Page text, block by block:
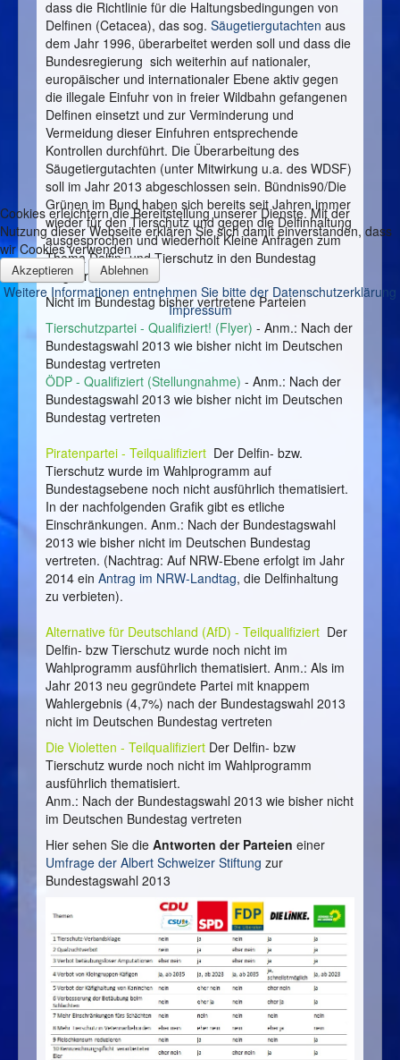
dass die Richtlinie für die Haltungsbedingungen von
Delfinen (Cetacea), das sog. Säugetiergutachten aus
dem Jahr 1996, überarbeitet werden soll und dass die
Bundesregierung sich weiterhin auf nationaler,
europäischer und internationaler Ebene aktiv gegen
die illegale Einfuhr von in freier Wildbahn gefangenen
Delfinen einsetzt und zur Verminderung und
Vermeidung dieser Einfuhren entsprechende
Kontrollen durchführt. Die Überarbeitung des
Säugetiergutachten (unter Mitwirkung u.a. des WDSF)
soll im Jahr 2013 abgeschlossen sein. Bündnis90/Die
Grünen im Bund haben sich bereits seit Jahren immer
wieder für den Tierschutz und gegen die Delfinhaltung
ausgesprochen und wiederholt Kleine Anfragen zum
Thema Delfin- und Tierschutz in den Bundestag
eingebracht.
Nicht im Bundestag bisher vertretene Parteien
Tierschutzpartei - Qualifiziert! (Flyer) - Anm.: Nach der
Bundestagswahl 2013 wie bisher nicht im Deutschen
Bundestag vertreten
ÖDP - Qualifiziert (Stellungnahme) - Anm.: Nach der
Bundestagswahl 2013 wie bisher nicht im Deutschen
Bundestag vertreten
Piratenpartei - Teilqualifiziert Der Delfin- bzw.
Tierschutz wurde im Wahlprogramm auf
Bundestagsebene noch nicht ausführlich thematisiert.
In der nachfolgenden Grafik gibt es etliche
Einschränkungen. Anm.: Nach der Bundestagswahl
2013 wie bisher nicht im Deutschen Bundestag
vertreten. (Nachtrag: Auf NRW-Ebene erfolgt im Jahr
2014 ein Antrag im NRW-Landtag, die Delfinhaltung
zu verbieten).
Alternative für Deutschland (AfD) - Teilqualifiziert Der
Delfin- bzw Tierschutz wurde noch nicht im
Wahlprogramm ausführlich thematisiert. Anm.: Als im
Jahr 2013 neu gegründete Partei mit knappem
Wahlergebnis (4,7%) nach der Bundestagswahl 2013
nicht im Deutschen Bundestag vertreten
Die Violetten - Teilqualifiziert Der Delfin- bzw
Tierschutz wurde noch nicht im Wahlprogramm
ausführlich thematisiert.
Anm.: Nach der Bundestagswahl 2013 wie bisher nicht
im Deutschen Bundestag vertreten
Hier sehen Sie die Antworten der Parteien einer
Umfrage der Albert Schweizer Stiftung zur
Bundestagswahl 2013
Cookies erleichtern die Bereitstellung unserer Dienste. Mit der
Nutzung dieser Webseite erklären Sie sich damit einverstanden, dass
wir Cookies verwenden
Akzeptieren Ablehnen
Weitere Informationen entnehmen Sie bitte der Datenschutzerklärung
Impressum